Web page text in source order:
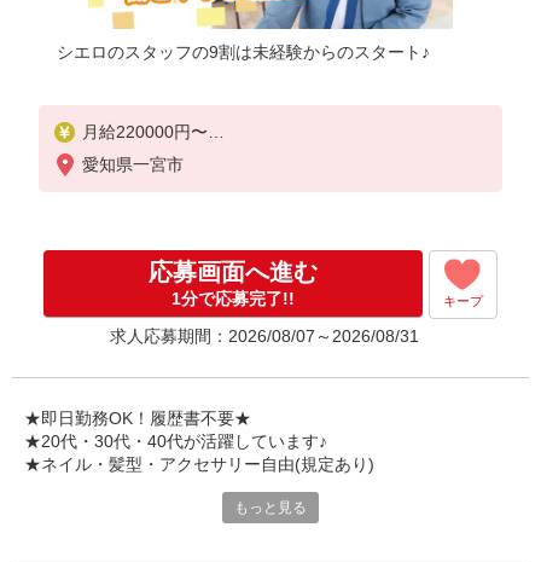
シエロのスタッフの9割は未経験からのスタート♪
月給220000円〜
別途：［1］資格手当（最大13万） ［2］交通費別途
支給（規定あり） ［3］賞与あり
入社祝い金10万円支給(規定有)
お友達を紹介頂くと,
インセンティブ支給(規定有)
゜・。○。・゜+゜・。○。・゜+゜
愛知県一宮市
応募画面へ進む
1分で応募完了!! キープ
求人応募期間：2026/08/07～2026/08/31
★即日勤務OK！履歴書不要★
★20代・30代・40代が活躍しています♪
★ネイル・髪型・アクセサリー自由(規定あり)
各キャリアの新機種が特別価格で購入OK！！
もっと見る